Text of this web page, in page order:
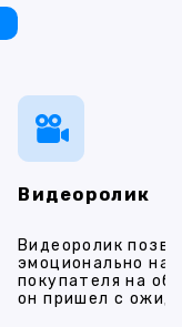
Видеоролик
Видеоролик
эмоционально
покупателя на
он пришел с